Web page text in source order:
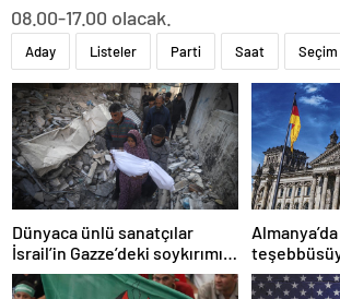
08.00-17.00 olacak.
Aday Listeler Parti Saat Seçim
Dünyaca ünlü sanatçılar
İsrail’in Gazze’deki soykırımını
kınadı
örgüte ait